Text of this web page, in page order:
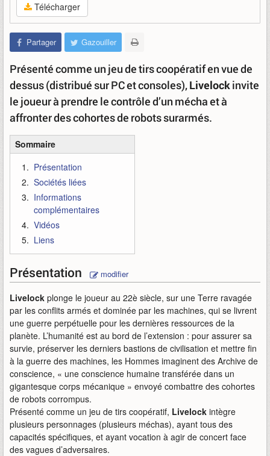
Télécharger
Partager Gazouiller
Présenté comme un jeu de tirs coopératif en vue de
dessus (distribué sur PC et consoles),Livelockinvite
le joueur à prendre le contrôle d’un mécha et à
affronter des cohortes de robots surarmés.
Sommaire
Présentation
Sociétés liées
Informations
complémentaires
Vidéos
Liens
Présentation modifier
Livelock plonge le joueur au 22è siècle, sur une Terre ravagée
par les conflits armés et dominée par les machines, qui se livrent
une guerre perpétuelle pour les dernières ressources de la
planète. L’humanité est au bord de l’extension : pour assurer sa
survie, préserver les derniers bastions de civilisation et mettre fin
à la guerre des machines, les Hommes imaginent des Archive de
conscience, « une conscience humaine transférée dans un
gigantesque corps mécanique » envoyé combattre des cohortes
de robots corrompus.
Présenté comme un jeu de tirs coopératif, Livelock intègre
plusieurs personnages (plusieurs méchas), ayant tous des
capacités spécifiques, et ayant vocation à agir de concert face
des vagues d’adversaires.